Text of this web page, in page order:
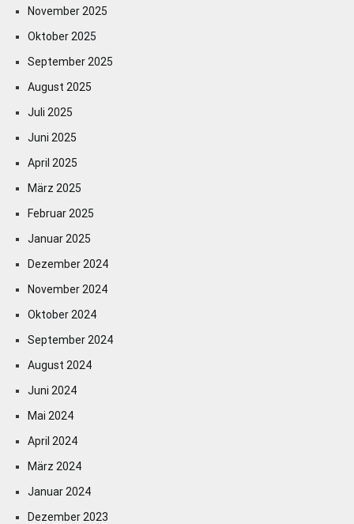
November 2025
Oktober 2025
September 2025
August 2025
Juli 2025
Juni 2025
April 2025
März 2025
Februar 2025
Januar 2025
Dezember 2024
November 2024
Oktober 2024
September 2024
August 2024
Juni 2024
Mai 2024
April 2024
März 2024
Januar 2024
Dezember 2023